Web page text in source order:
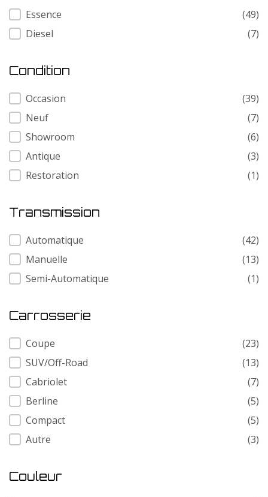
Carburant
Essence
(49)
Diesel
(7)
Condition
Condition
Occasion
(39)
Neuf
(7)
Showroom
(6)
Antique
(3)
Restoration
(1)
Transmission
Transmission
Automatique
(42)
Manuelle
(13)
Semi-Automatique
(1)
Carrosserie
Carrosserie
Coupe
(23)
SUV/Off-Road
(13)
Cabriolet
(7)
Berline
(5)
Compact
(5)
Autre
(3)
Couleur